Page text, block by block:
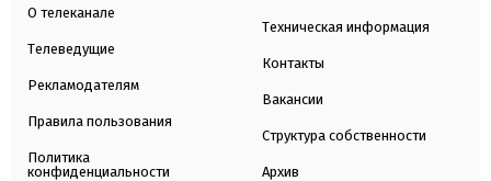
О телеканале
Телеведущие
Рекламодателям
Правила пользования
Политика
конфиденциальности
Техническая информация
Контакты
Вакансии
Структура собственности
Архив